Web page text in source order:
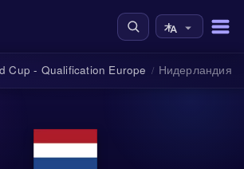
Cup - Qualification Europe / Нидерландия